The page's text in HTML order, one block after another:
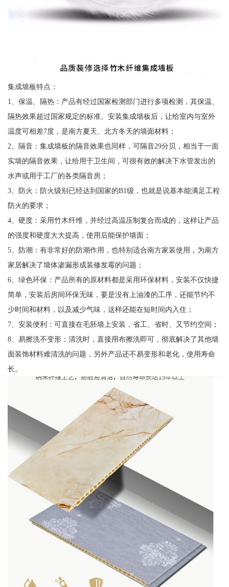
集成墙板特点：
1、保温、隔热：产品有经过国家检测部门进行多项检测，其保温、
隔热效果超过国家规定的标准。安装集成墙板后，让给室内与室外
温度可相差7度，是南方夏天、北方冬天的墙面材料；
2、隔音：集成墙板的隔音效果也同样，可隔音29分贝，相当于一面
实墙的隔音效果，让给用于卫生间，可很有效的解决下水管发出的
水声或用于工厂的各类隔音房；
3、防火：防火级别已经达到国家的B1级，也就是说基本能满足工程
防火的要求；
4、硬度：采用竹木纤维，并经过高温压制复合而成的，这样让产品
的强度和硬度大大提高，使用后能保护墙面；
5、防潮：有非常好的防潮作用，也特别适合南方家装使用，为南方
家居解决了墙体渗漏形成装修发霉的问题；
6、绿色环保：产品所有的原材料都是采用环保材料，安装不仅快捷
简单，安装后房间环保无味，要是没有上油漆的工序，还能节约不
少时间和材料，以及减少气味，这样还能在短时间内入住；
7、安装便利：可直接在毛胚墙上安装，省工、省时、又节约空间；
8、易擦洗不变形：清洗时，直接用布擦洗即可，彻底解决了其他墙
面装饰材料难清洗的问题，另外产品还不易变形和老化，使用寿命
长。